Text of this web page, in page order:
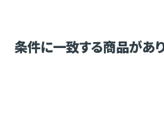
条件に一致する商品があ